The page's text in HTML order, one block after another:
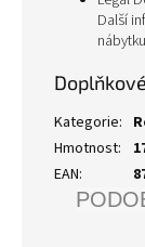
Další
Kategorie:
Hmotnost:
EAN: